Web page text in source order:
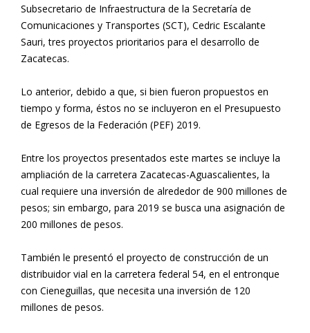
Subsecretario de Infraestructura de la Secretaría de
Comunicaciones y Transportes (SCT), Cedric Escalante
Sauri, tres proyectos prioritarios para el desarrollo de
Zacatecas.
Lo anterior, debido a que, si bien fueron propuestos en
tiempo y forma, éstos no se incluyeron en el Presupuesto
de Egresos de la Federación (PEF) 2019.
Entre los proyectos presentados este martes se incluye la
ampliación de la carretera Zacatecas-Aguascalientes, la
cual requiere una inversión de alrededor de 900 millones de
pesos; sin embargo, para 2019 se busca una asignación de
200 millones de pesos.
También le presentó el proyecto de construcción de un
distribuidor vial en la carretera federal 54, en el entronque
con Cieneguillas, que necesita una inversión de 120
millones de pesos.